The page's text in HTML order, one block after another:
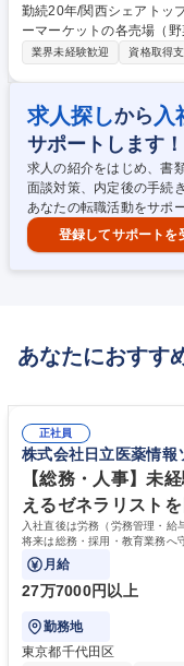
勤続20年/関西シェアトップクラス/
ーマーケットの各売場（
責任者としてご勤務いた
動向の把握を通じて、当
ートしますが、具体的に
販売計画、運営計画の立
値面、取り組みに対する
といった業務を担当部門内で実践
部門チーフ】平均勤続20
業界未経験歓迎 資格取得
求人探しから 入
サポートします！
求人の紹介をはじめ、書
面談対策、内定後の手続
あなたの転職活動をサポ
登録してサポートを
あなたにおすす
正社員
株式会社日立医薬情報
【総務・人事】未
えるゼネラリスト
入社直後は労務（労務管理・給
将来は総務・採用・教育業務へ
ます。
月給
27万7000円以上
勤務地
東京都千代田区